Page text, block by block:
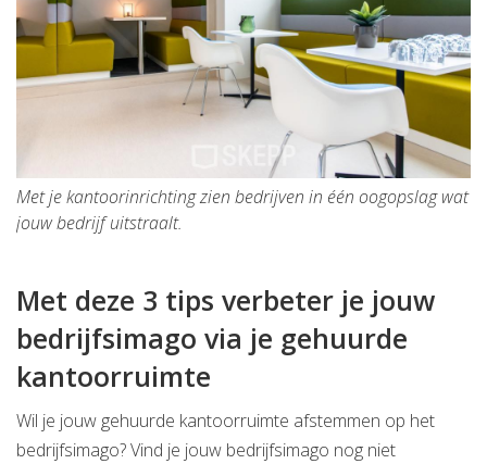
Met je kantoorinrichting zien bedrijven in één oogopslag wat
jouw bedrijf uitstraalt.
Met deze 3 tips verbeter je jouw
bedrijfsimago via je gehuurde
kantoorruimte
Wil je jouw gehuurde kantoorruimte afstemmen op het
bedrijfsimago? Vind je jouw bedrijfsimago nog niet